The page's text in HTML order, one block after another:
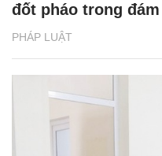
PHÁP LUẬT
đốt pháo trong